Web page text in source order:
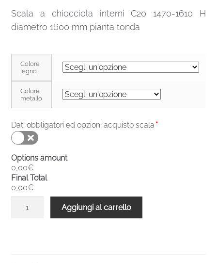
originale
era:
attuale
è:
Scala a chiocciola interni C20 1470-1610 H
diametro 1600 mm pianta tonda
Colore
legno
Colore
metallo
Dati obbligatori ed opzioni acquisto scala *
Options amount
0,00€
Final Total
0,00€
Aggiungi al carrello